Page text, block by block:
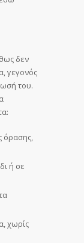
δεν
γεγονός
του.
όρασης,
ή σε
χωρίς